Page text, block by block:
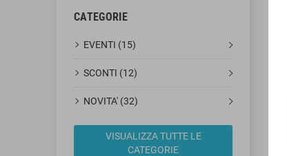
CATEGORIE
EVENTI (15)
SCONTI (12)
NOVITA' (32)
VISUALIZZA TUTTE LE
CATEGORIE